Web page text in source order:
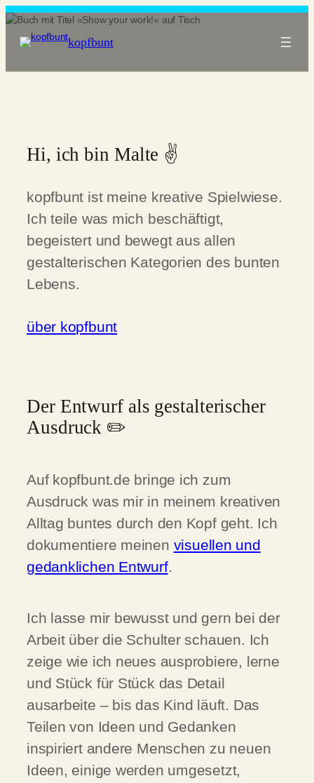
kopfbunt
Hi, ich bin Malte ✌️
kopfbunt ist meine kreative Spielwiese.
Ich teile was mich beschäftigt,
begeistert und bewegt aus allen
gestalterischen Kategorien des bunten
Lebens.
über kopfbunt
Der Entwurf als gestalterischer
Ausdruck ✏️
Auf kopfbunt.de bringe ich zum
Ausdruck was mir in meinem kreativen
Alltag buntes durch den Kopf geht. Ich
dokumentiere meinen visuellen und
gedanklichen Entwurf.
Ich lasse mir bewusst und gern bei der
Arbeit über die Schulter schauen. Ich
zeige wie ich neues ausprobiere, lerne
und Stück für Stück das Detail
ausarbeite – bis das Kind läuft. Das
Teilen von Ideen und Gedanken
inspiriert andere Menschen zu neuen
Ideen, einige werden umgesetzt,